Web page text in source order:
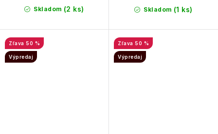
Skladom (2 ks) Skladom (1 ks)
50 %
Výpredaj
50 %
Výpredaj